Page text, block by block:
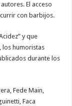
El acceso
con barbijos.
y que
los humoristas
durante los
Fede Main,
Faca